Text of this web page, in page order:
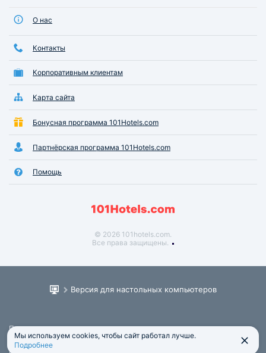
О нас
Контакты
Корпоративным клиентам
Карта сайта
Бонусная программа 101Hotels.com
Партнёрская программа 101Hotels.com
Помощь
© 2026 101hotels.com.
Все права защищены.
Версия для настольных компьютеров
Пользовательское соглашение
Юридическая информация
Политика обработки персональных данных
Мы используем cookies, чтобы сайт работал лучше.
Подробнее